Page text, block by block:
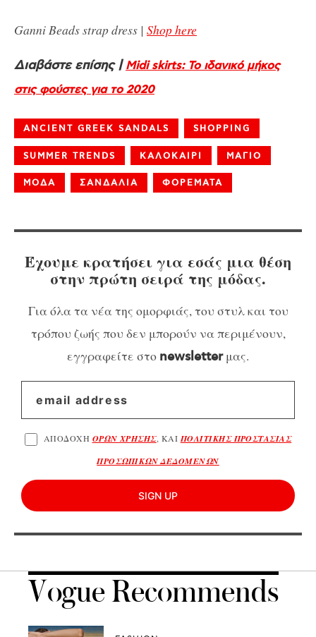
Ganni Beads strap dress | Shop here
Διαβάστε επίσης | Midi skirts: Το ιδανικό μήκος
στις φούστες για το 2020
ANCIENT GREEK SANDALS SHOPPING
SUMMER TRENDS ΚΑΛΟΚΑΙΡΙ ΜΑΓΙΟ
ΜΟΔΑ ΣΑΝΔΑΛΙΑ ΦΟΡΕΜΑΤΑ
Έχουμε κρατήσει για εσάς μια θέση
στην πρώτη σειρά της μόδας.
Για όλα τα νέα της ομορφιάς, του στυλ και του
τρόπου ζωής που δεν μπορούν να περιμένουν,
εγγραφείτε στο newsletterμας.
ΑΠΟΔΟΧΗ ΟΡΩΝ ΧΡΗΣΗΣ, ΚΑΙΠΟΛΙΤΙΚΗΣ ΠΡΟΣΤΑΣΙΑΣ
ΠΡΟΣΩΠΙΚΩΝ ΔΕΔΟΜΕΝΩΝ
SIGN UP
Vogue Recommends